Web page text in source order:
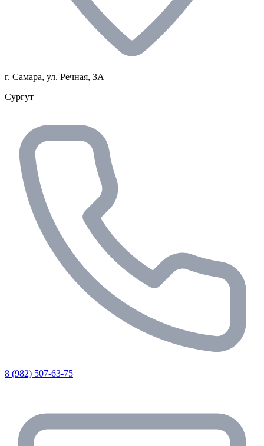
г. Самара, ул. Речная, 3А
Сургут
8 (982) 507-63-75